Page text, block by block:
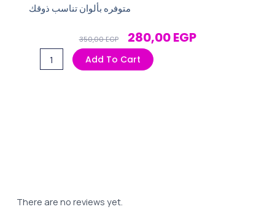
متوفره بألوان تناسب ذوقك
350,00EGP Original
Price
Was:
280,00EGPCurrent
Add To Cart
There are no reviews yet.